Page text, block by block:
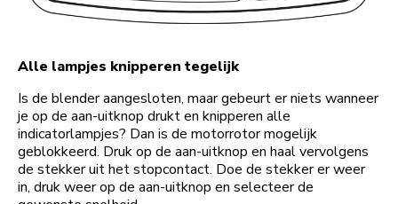
Alle lampjes knipperen tegelijk
Is de blender aangesloten, maar gebeurt er niets wanneer
je op de aan-uitknop drukt en knipperen alle
indicatorlampjes? Dan is de motorrotor mogelijk
geblokkeerd. Druk op de aan-uitknop en haal vervolgens
de stekker uit het stopcontact. Doe de stekker er weer
in, druk weer op de aan-uitknop en selecteer de